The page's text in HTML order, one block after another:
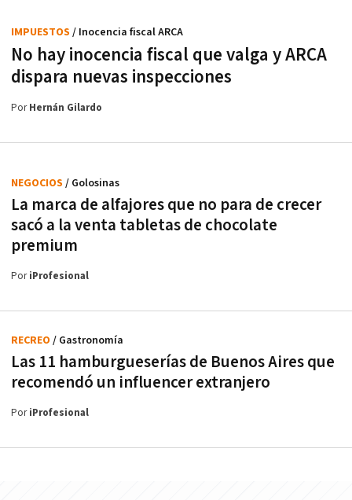
No hay inocencia fiscal que valga y ARCA
dispara nuevas inspecciones
IMPUESTOS / Inocencia fiscal ARCA
PorHernán Gilardo
La marca de alfajores que no para de crecer
sacó a la venta tabletas de chocolate
premium
NEGOCIOS / Golosinas
PoriProfesional
Las 11 hamburgueserías de Buenos Aires que
recomendó un influencer extranjero
RECREO / Gastronomía
PoriProfesional